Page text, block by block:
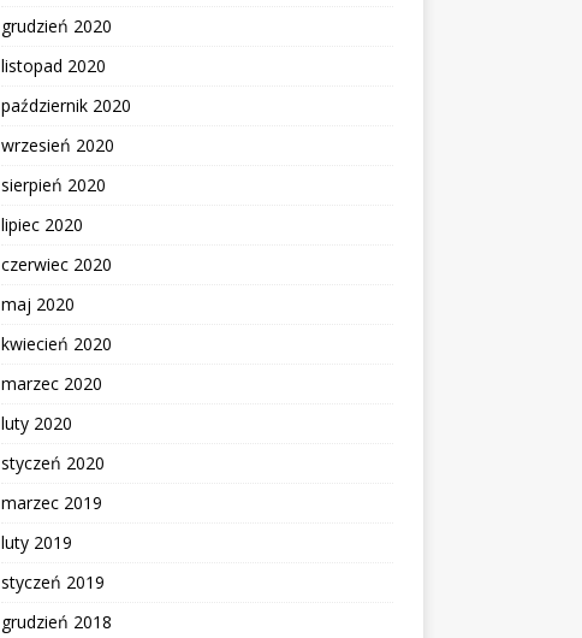
grudzień 2020
listopad 2020
październik 2020
wrzesień 2020
sierpień 2020
lipiec 2020
czerwiec 2020
maj 2020
kwiecień 2020
marzec 2020
luty 2020
styczeń 2020
marzec 2019
luty 2019
styczeń 2019
grudzień 2018